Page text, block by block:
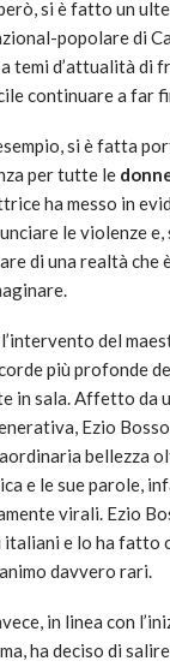
si è fatto un
popolare di
temi d’attualità di
continuare a far
si è fatta
per tutte le
ha messo in
le violenze
di una realtà che
del
più profonde
in sala. Affetto da
Ezio
bellezza
e le sue parole,
virali. Ezio
e lo ha fatto
davvero rari.
in linea con
ha deciso di